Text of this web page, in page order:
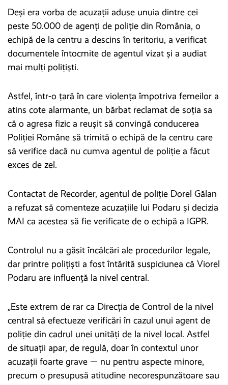
Deși era vorba de acuzații aduse unuia dintre cei
peste 50.000 de agenți de poliție din România, o
echipă de la centru a descins în teritoriu, a verificat
documentele întocmite de agentul vizat și a audiat
mai mulți polițiști.
Astfel, într-o țară în care violența împotriva femeilor a
atins cote alarmante, un bărbat reclamat de soția sa
că o agresa fizic a reușit să convingă conducerea
Poliției Române să trimită o echipă de la centru care
să verifice dacă nu cumva agentul de poliție a făcut
exces de zel.
Contactat de Recorder, agentul de poliție Dorel Gălan
a refuzat să comenteze acuzațiile lui Podaru și decizia
MAI ca acestea să fie verificate de o echipă a IGPR.
Controlul nu a găsit încălcări ale procedurilor legale,
dar printre polițiști a fost întărită suspiciunea că Viorel
Podaru are influență la nivel central.
„Este extrem de rar ca Direcția de Control de la nivel
central să efectueze verificări în cazul unui agent de
poliție din cadrul unei unități de la nivel local. Astfel
de situații apar, de regulă, doar în contextul unor
acuzații foarte grave — nu pentru aspecte minore,
precum o presupusă atitudine necorespunzătoare sau